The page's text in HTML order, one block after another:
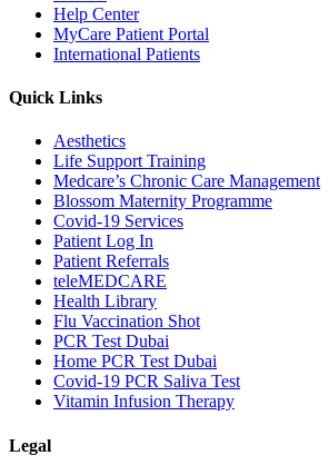
Help Center
MyCare Patient Portal
International Patients
Quick Links
Aesthetics
Life Support Training
Medcare’s Chronic Care Management
Blossom Maternity Programme
Covid-19 Services
Patient Log In
Patient Referrals
teleMEDCARE
Health Library
Flu Vaccination Shot
PCR Test Dubai
Home PCR Test Dubai
Covid-19 PCR Saliva Test
Vitamin Infusion Therapy
Legal